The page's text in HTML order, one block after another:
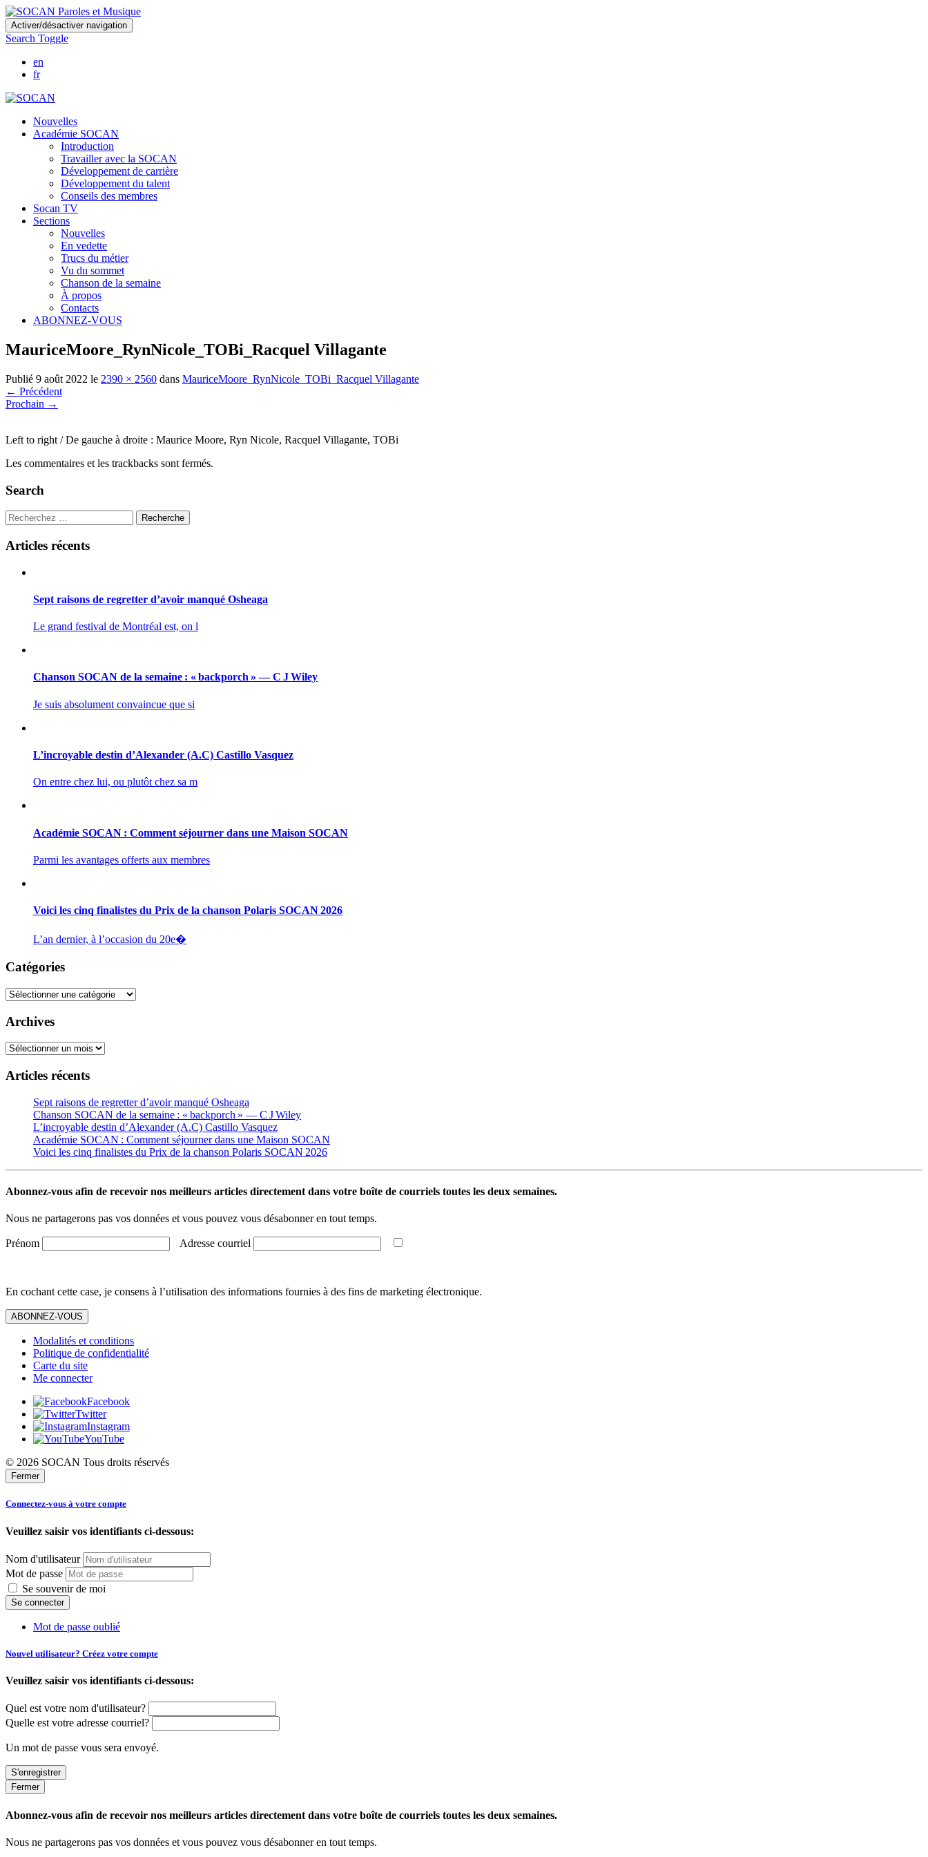
Skip
to
main
content
Activer/désactiver navigation
Search Toggle
en
fr
Nouvelles
Académie SOCAN
Introduction
Travailler avec la SOCAN
Développement de carrière
Développement du talent
Conseils des membres
Socan TV
Sections
Nouvelles
En vedette
Trucs du métier
Vu du sommet
Chanson de la semaine
À propos
Contacts
ABONNEZ-VOUS
MauriceMoore_RynNicole_TOBi_Racquel Villagante
Publié 9 août 2022 le 2390 × 2560 dans MauriceMoore_RynNicole_TOBi_Racquel Villagante
← Précédent
Prochain →
Left to right / De gauche à droite : Maurice Moore, Ryn Nicole, Racquel Villagante, TOBi
Les commentaires et les trackbacks sont fermés.
Search
Recherche
Articles récents
Sept raisons de regretter d’avoir manqué Osheaga
Le grand festival de Montréal est, on l
Chanson SOCAN de la semaine : « backporch » — C J Wiley
Je suis absolument convaincue que si
L’incroyable destin d’Alexander (A.C) Castillo Vasquez
On entre chez lui, ou plutôt chez sa m
Académie SOCAN : Comment séjourner dans une Maison SOCAN
Parmi les avantages offerts aux membres
Voici les cinq finalistes du Prix de la chanson Polaris SOCAN 2026
L’an dernier, à l’occasion du 20e�
Catégories
Catégories
Archives
Archives
Articles récents
Sept raisons de regretter d’avoir manqué Osheaga
Chanson SOCAN de la semaine : « backporch » — C J Wiley
L’incroyable destin d’Alexander (A.C) Castillo Vasquez
Académie SOCAN : Comment séjourner dans une Maison SOCAN
Voici les cinq finalistes du Prix de la chanson Polaris SOCAN 2026
Abonnez-vous afin de recevoir nos meilleurs articles directement dans votre boîte de courriels toutes les deux semaines.
Nous ne partagerons pas vos données et vous pouvez vous désabonner en tout temps.
Prénom Adresse courriel
En cochant cette case, je consens à l’utilisation des informations fournies à des fins de marketing électronique.
ABONNEZ-VOUS
Modalités et conditions
Politique de confidentialité
Carte du site
Me connecter
Facebook
Twitter
Instagram
YouTube
© 2026 SOCAN Tous droits réservés
Fermer
Connectez-vous à votre compte
Veuillez saisir vos identifiants ci-dessous:
Nom d'utilisateur
Mot de passe
Se souvenir de moi
Mot de passe oublié
Nouvel utilisateur? Créez votre compte
Veuillez saisir vos identifiants ci-dessous:
Quel est votre nom d'utilisateur?
Quelle est votre adresse courriel?
Un mot de passe vous sera envoyé.
Fermer
Abonnez-vous afin de recevoir nos meilleurs articles directement dans votre boîte de courriels toutes les deux semaines.
Nous ne partagerons pas vos données et vous pouvez vous désabonner en tout temps.